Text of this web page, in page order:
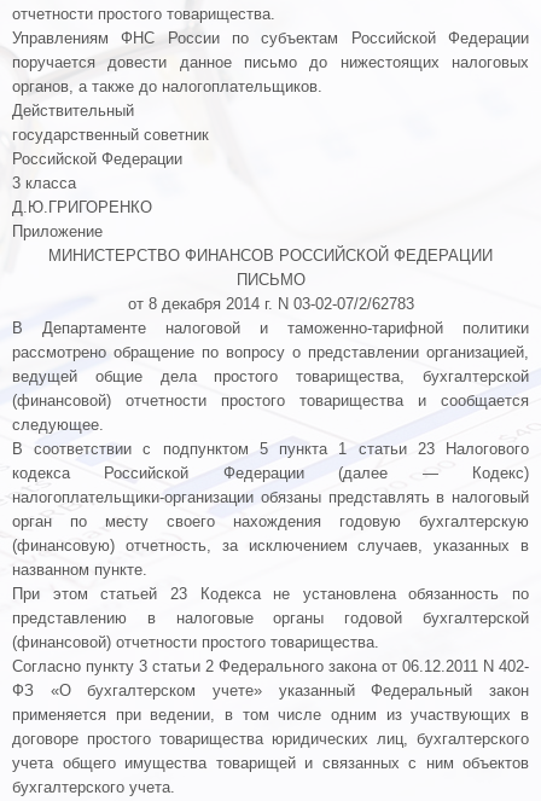
отчетности простого товарищества.
Управлениям ФНС России по субъектам Российской Федерации
поручается довести данное письмо до нижестоящих налоговых
органов, а также до налогоплательщиков.
Действительный
государственный советник
Российской Федерации
3 класса
Д.Ю.ГРИГОРЕНКО
Приложение
МИНИСТЕРСТВО ФИНАНСОВ РОССИЙСКОЙ ФЕДЕРАЦИИ
ПИСЬМО
от 8 декабря 2014 г. N 03-02-07/2/62783
В Департаменте налоговой и таможенно-тарифной политики
рассмотрено обращение по вопросу о представлении организацией,
ведущей общие дела простого товарищества, бухгалтерской
(финансовой) отчетности простого товарищества и сообщается
следующее.
В соответствии с подпунктом 5 пункта 1 статьи 23Налогового
кодекса Российской Федерации (далее — Кодекс)
налогоплательщики-организации обязаны представлять в налоговый
орган по месту своего нахождения годовую бухгалтерскую
(финансовую) отчетность, за исключением случаев, указанных в
названном пункте.
При этомстатьей 23Кодекса не установлена обязанность по
представлению в налоговые органы годовой бухгалтерской
(финансовой) отчетности простого товарищества.
Согласно пункту 3 статьи 2 Федерального закона от 06.12.2011 N 402-
ФЗ «О бухгалтерском учете» указанный Федеральный закон
применяется при ведении, в том числе одним из участвующих в
договоре простого товарищества юридических лиц, бухгалтерского
учета общего имущества товарищей и связанных с ним объектов
бухгалтерского учета.